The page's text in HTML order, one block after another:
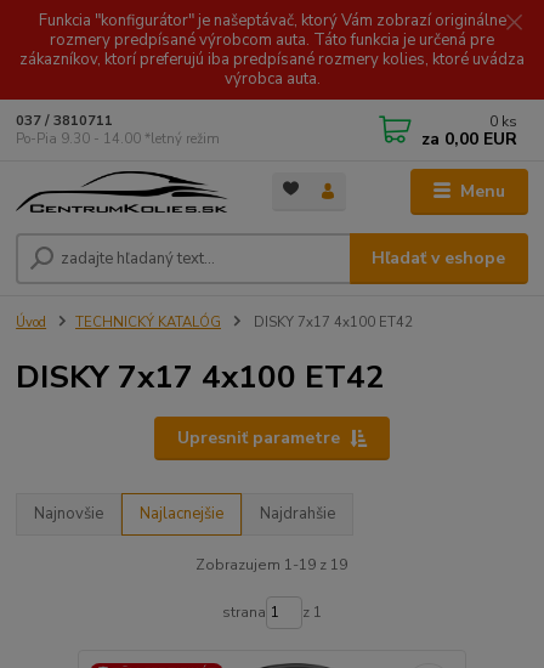
Funkcia "konfigurátor" je našeptávač, ktorý Vám zobrazí originálne
rozmery predpísané výrobcom auta. Táto funkcia je určená pre
zákazníkov, ktorí preferujú iba predpísané rozmery kolies, ktoré uvádza
výrobca auta.
Menu
Hľadať v eshope
037 / 3810711
Po-Pia 9.30 - 14.00 *letný režim
0 ks
za 0,00 EUR
Úvod TECHNICKÝ KATALÓG DISKY 7x17 4x100 ET42
DISKY 7x17 4x100 ET42
Upresniť parametre
Najnovšie Najlacnejšie Najdrahšie
Zobrazujem 1-19 z 19
strana z 1